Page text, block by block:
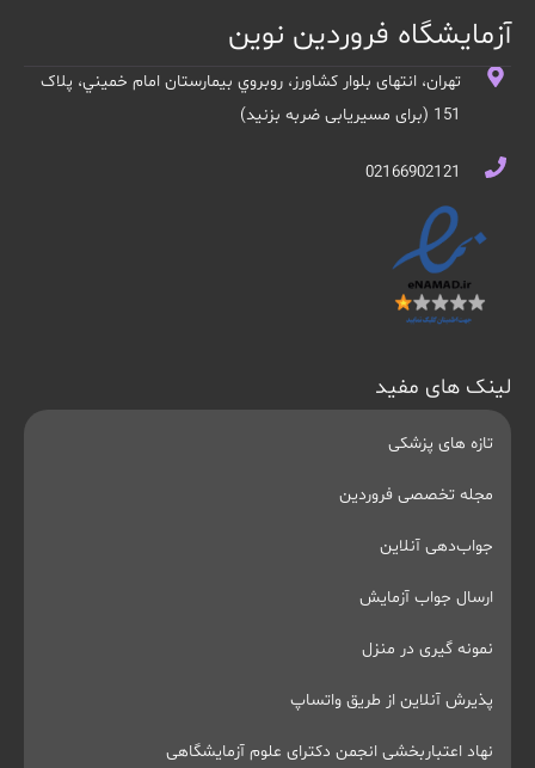
آزمایشگاه فروردین نوین
تهران، انتهای بلوار کشاورز، روبروي بيمارستان امام خميني، پلاک
151 (برای مسیریابی ضربه بزنید)
02166902121
لینک های مفید
تازه های پزشکی
مجله تخصصی فروردین
جواب‌دهی آنلاین
ارسال جواب آزمایش
نمونه گیری در منزل
پذیرش آنلاین از طریق واتساپ
نهاد اعتباربخشی انجمن دکترای علوم آزمایشگاهی